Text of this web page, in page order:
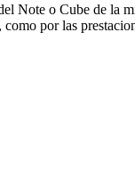
Note o Cube de la
por las